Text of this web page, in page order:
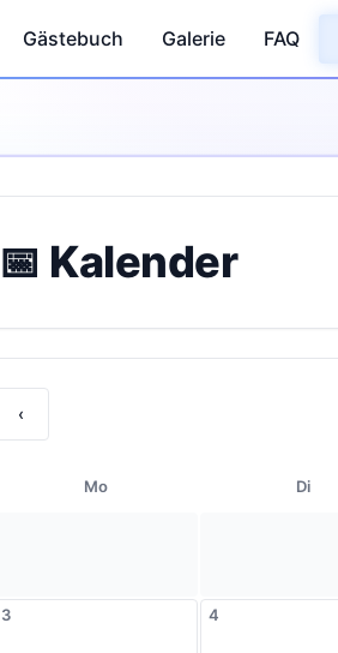
Gästebuch Galerie FAQ
📅 Kalender
‹
Mo Di
3 4